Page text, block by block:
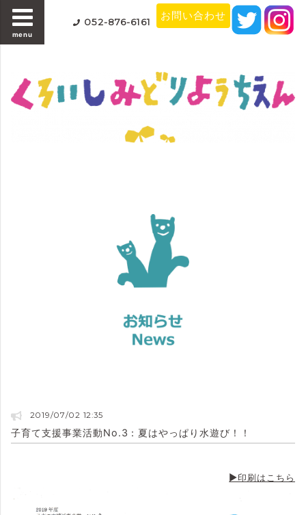
menu
052-876-6161 お問い合わせ
2019/07/02 12:35
子育て支援事業活動No.3：夏はやっぱり水遊び！！
▶印刷はこちら